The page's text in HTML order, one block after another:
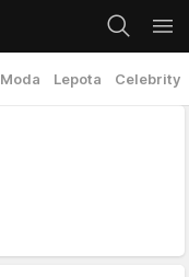
Moda Lepota Celebrity